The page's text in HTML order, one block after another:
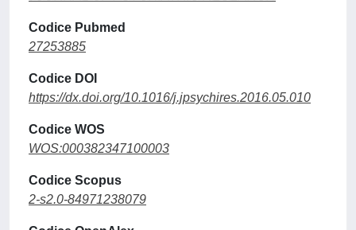
Codice Pubmed
27253885
Codice DOI
https://dx.doi.org/10.1016/j.jpsychires.2016.05.010
Codice WOS
WOS:000382347100003
Codice Scopus
2-s2.0-84971238079